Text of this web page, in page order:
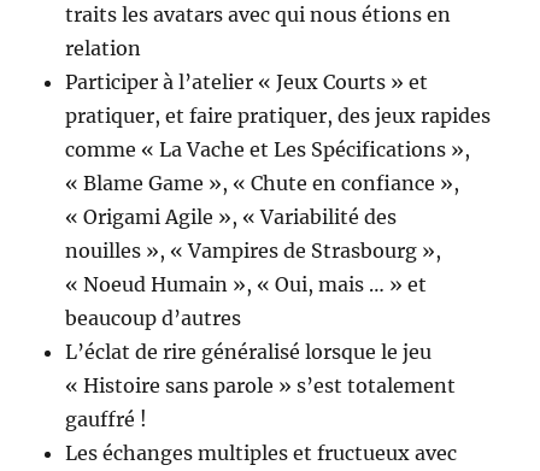
traits les avatars avec qui nous étions en
relation
Participer à l’atelier « Jeux Courts » et
pratiquer, et faire pratiquer, des jeux rapides
comme « La Vache et Les Spécifications »,
« Blame Game », « Chute en confiance »,
« Origami Agile », « Variabilité des
nouilles », « Vampires de Strasbourg »,
« Noeud Humain », « Oui, mais … » et
beaucoup d’autres
L’éclat de rire généralisé lorsque le jeu
« Histoire sans parole » s’est totalement
gauffré !
Les échanges multiples et fructueux avec